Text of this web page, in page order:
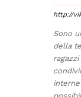
http://
Sono
della